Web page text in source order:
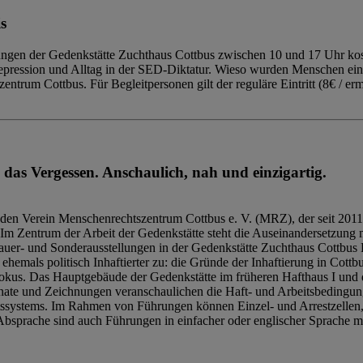
der Gedenkstätte Zuchthaus Cottbus zwischen 10 und 17 Uhr
und Alltag in der SED-Diktatur. Wieso wurden Menschen
Cottbus. Für Begleitpersonen gilt der reguläre Eintritt (8€ /
Vergessen. Anschaulich, nah und einzigartig.
Verein Menschenrechtszentrum Cottbus e. V. (MRZ), der seit
Zentrum der Arbeit der Gedenkstätte steht die
und Sonderausstellungen in der Gedenkstätte Zuchthaus
politisch Inhaftierter zu: die Gründe der Inhaftierung in
Das Hauptgebäude der Gedenkstätte im früheren Hafthaus I
und Zeichnungen veranschaulichen die Haft- und
Im Rahmen von Führungen können Einzel- und
sind auch Führungen in einfacher oder englischer Sprache